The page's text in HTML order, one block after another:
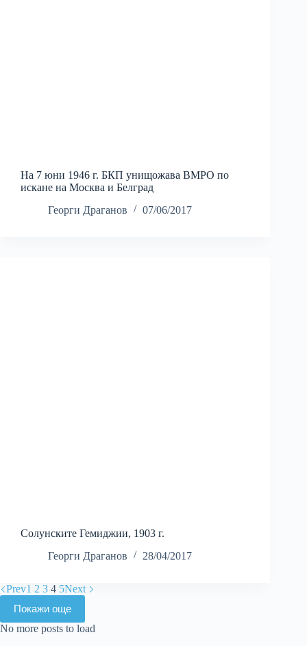
На 7 юни 1946 г. БКП унищожава ВМРО по
искане на Москва и Белград
Георги Драганов
07/06/2017
Солунските Гемиджии, 1903 г.
Георги Драганов
28/04/2017
Prev1 2 3 4 5Next
Покажи още
No more posts to load